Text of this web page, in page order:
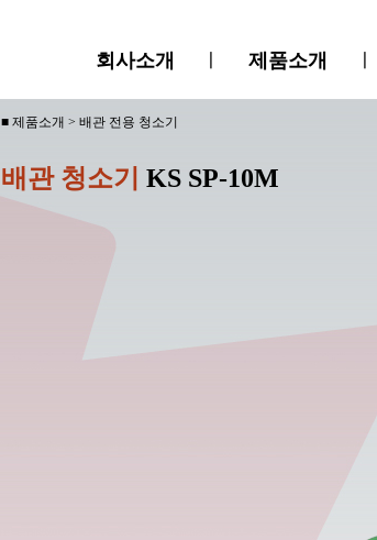
회사소개 제품소개
■ 제품소개 > 배관 전용 청소기
배관 청소기 KS SP-10M